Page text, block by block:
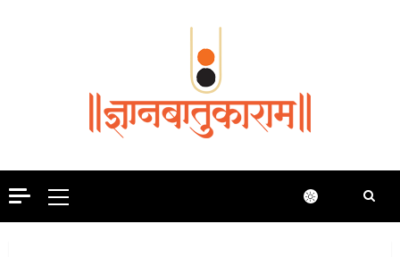
Primary
Menu